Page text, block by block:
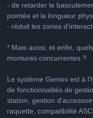
- de retarder le
pointée et la longueur
- réduit les zones
* Mais aussi, et enfin,
montures concurrentes ?
Le système Gemini est à
de fonctionnalités de
station, gestion
raquette, compatibilité